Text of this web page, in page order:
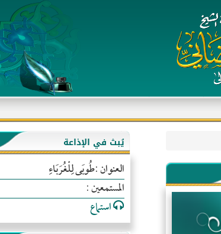
يُبث في الإذاعة
العنوان :طُوبَى لِلْغُرَبَاءِ
المستمعين :
استماع